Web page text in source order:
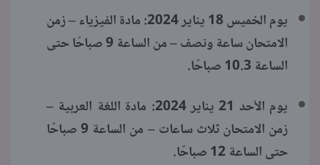
يوم الخميس 18 يناير 2024: مادة الفيزياء – زمن
الامتحان ساعة ونصف – من الساعة 9 صباحًا حتى
الساعة 10.3 صباحًا.
يوم الأحد 21 يناير 2024: مادة اللغة العربية –
زمن الامتحان ثلاث ساعات – من الساعة 9 صباحًا
حتى الساعة 12 صباحًا.